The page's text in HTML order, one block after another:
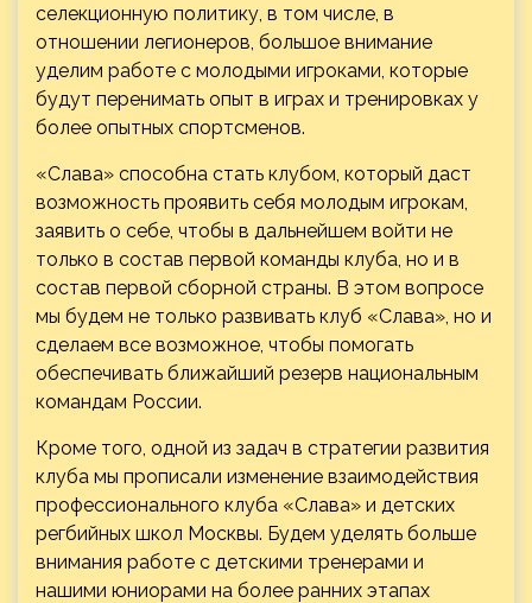
селекционную политику, в том числе, в
отношении легионеров, большое внимание
уделим работе с молодыми игроками, которые
будут перенимать опыт в играх и тренировках у
более опытных спортсменов.
«Слава» способна стать клубом, который даст
возможность проявить себя молодым игрокам,
заявить о себе, чтобы в дальнейшем войти не
только в состав первой команды клуба, но и в
состав первой сборной страны. В этом вопросе
мы будем не только развивать клуб «Слава», но и
сделаем все возможное, чтобы помогать
обеспечивать ближайший резерв национальным
командам России.
Кроме того, одной из задач в стратегии развития
клуба мы прописали изменение взаимодействия
профессионального клуба «Слава» и детских
регбийных школ Москвы. Будем уделять больше
внимания работе с детскими тренерами и
нашими юниорами на более ранних этапах